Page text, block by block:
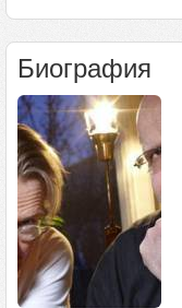
Биография